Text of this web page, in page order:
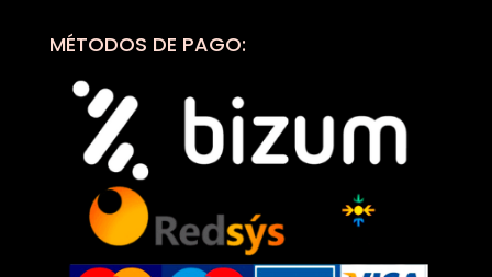
MÉTODOS DE PAGO: